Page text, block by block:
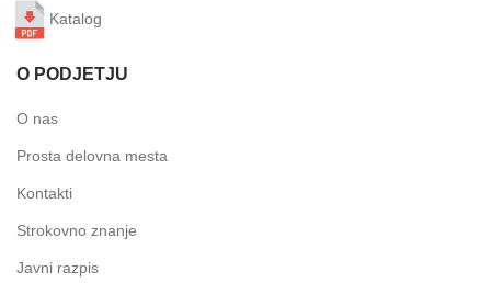
Katalog
O PODJETJU
O nas
Prosta delovna mesta
Kontakti
Strokovno znanje
Javni razpis